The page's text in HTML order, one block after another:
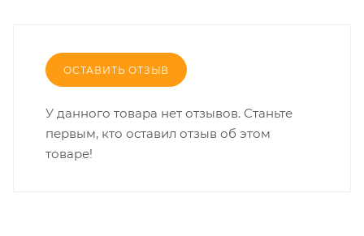
ОСТАВИТЬ ОТЗЫВ
У данного товара нет отзывов. Станьте
первым, кто оставил отзыв об этом
товаре!